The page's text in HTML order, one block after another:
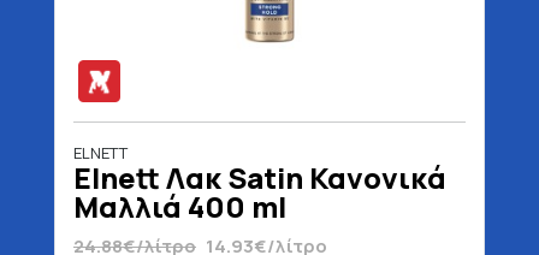
ELNETT
Elnett Λακ Satin Κανονικά
Μαλλιά 400 ml
24.88€/λίτρο 14.93€/λίτρο